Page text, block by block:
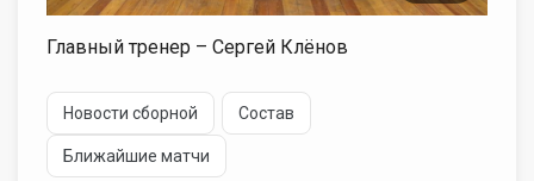
Главный тренер – Сергей Клёнов
Новости сборной Состав
Ближайшие матчи